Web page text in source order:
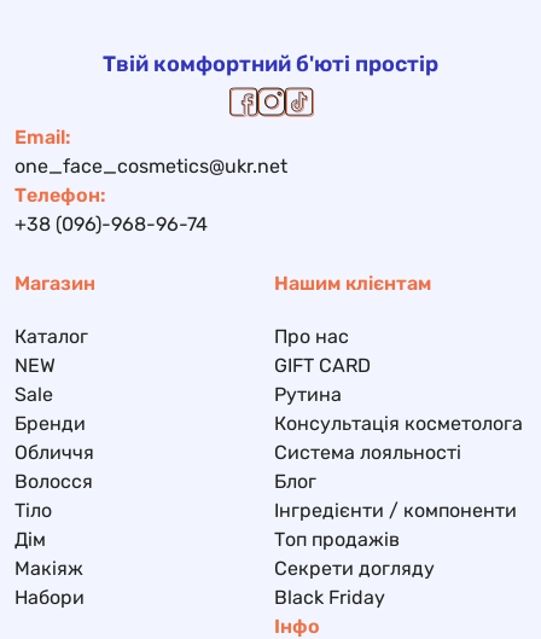
Твій комфортний б'юті простір
Email:
one_face_cosmetics@ukr.net
Телефон:
+38 (096)-968-96-74
Магазин
Каталог
NEW
Sale
Бренди
Обличчя
Волосся
Тіло
Дім
Макіяж
Набори
Нашим клієнтам
Про нас
GIFT CARD
Рутина
Консультація косметолога
Система лояльності
Блог
Інгредієнти / компоненти
Топ продажів
Секрети догляду
Black Friday
Інфо